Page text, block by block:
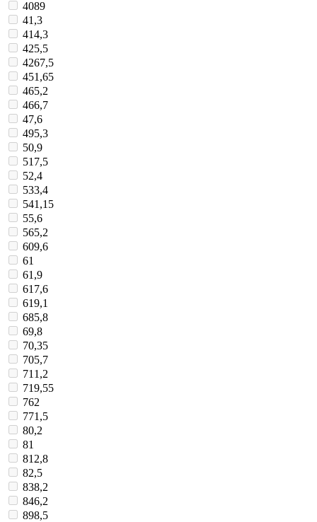
4089
41,3
414,3
425,5
4267,5
451,65
465,2
466,7
47,6
495,3
50,9
517,5
52,4
533,4
541,15
55,6
565,2
609,6
61
61,9
617,6
619,1
685,8
69,8
70,35
705,7
711,2
719,55
762
771,5
80,2
81
812,8
82,5
838,2
846,2
898,5